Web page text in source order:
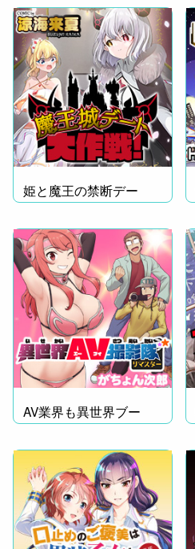
姫と魔王の禁断デー
ト！
AV業界も異世界ブー
ム？